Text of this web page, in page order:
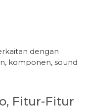
dengan
komponen, sound
Fitur-Fitur